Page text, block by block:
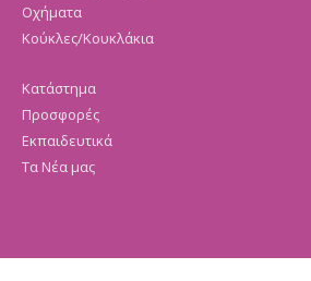
Οχήματα
Κούκλες/Κουκλάκια
Κατάστημα
Προσφορές
Εκπαιδευτικά
Τα Νέα μας